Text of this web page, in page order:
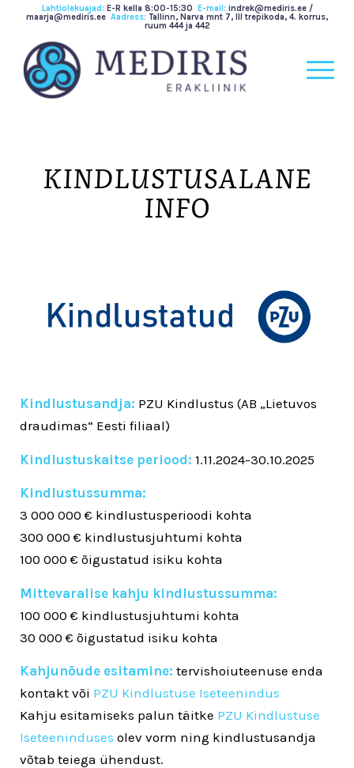
Lahtiolekuajad: E-R kella 8:00-15:30 E-mail: indrek@mediris.ee /
maarja@mediris.ee Aadress: Tallinn, Narva mnt 7, III trepikoda, 4. korrus,
ruum 444 ja 442
KINDLUSTUSALANE
INFO
Kindlustusandja: PZU Kindlustus (AB „Lietuvos
draudimas“ Eesti filiaal)
Kindlustuskaitse periood: 1.11.2024-30.10.2025
Kindlustussumma:
3 000 000 € kindlustusperioodi kohta
300 000 € kindlustusjuhtumi kohta
100 000 € õigustatud isiku kohta
Mittevaralise kahju kindlustussumma:
100 000 € kindlustusjuhtumi kohta
30 000 € õigustatud isiku kohta
Kahjunõude esitamine: tervishoiuteenuse enda
kontakt või PZU Kindlustuse Iseteenindus
Kahju esitamiseks palun täitke PZU Kindlustuse
Iseteeninduses olev vorm ning kindlustusandja
võtab teiega ühendust.